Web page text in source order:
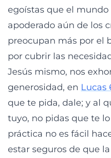
egoístas que el mundo
apoderado aún de los
preocupan más por el
por cubrir las
Jesús mismo, nos
generosidad, en Lucas
que te pida, dale; y al
tuyo, no pidas que te
práctica no es fácil
estar seguros de que